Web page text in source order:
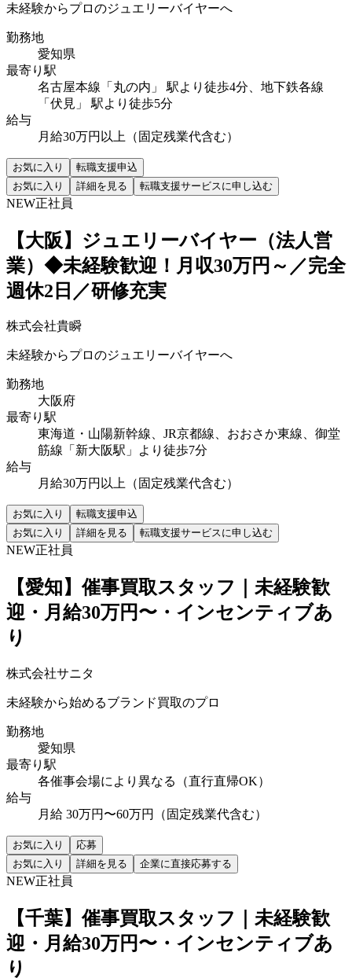
未経験からプロのジュエリーバイヤーへ
勤務地
愛知県
最寄り駅
名古屋本線「丸の内」 駅より徒歩4分、地下鉄各線
「伏見」 駅より徒歩5分
給与
月給30万円以上（固定残業代含む）
お気に入り
転職支援申込
お気に入り
詳細を見る 転職支援サービスに申し込む
NEW正社員
【大阪】ジュエリーバイヤー（法人営
業）◆未経験歓迎！月収30万円～／完全
週休2日／研修充実
株式会社貴瞬
未経験からプロのジュエリーバイヤーへ
勤務地
大阪府
最寄り駅
東海道・山陽新幹線、JR京都線、おおさか東線、御堂
筋線「新大阪駅」より徒歩7分
給与
月給30万円以上（固定残業代含む）
お気に入り
転職支援申込
お気に入り
詳細を見る 転職支援サービスに申し込む
NEW正社員
【愛知】催事買取スタッフ｜未経験歓
迎・月給30万円〜・インセンティブあ
り
株式会社サニタ
未経験から始めるブランド買取のプロ
勤務地
愛知県
最寄り駅
各催事会場により異なる（直行直帰OK）
給与
月給 30万円〜60万円（固定残業代含む）
お気に入り
応募
お気に入り
詳細を見る 企業に直接応募する
NEW正社員
【千葉】催事買取スタッフ｜未経験歓
迎・月給30万円〜・インセンティブあ
り